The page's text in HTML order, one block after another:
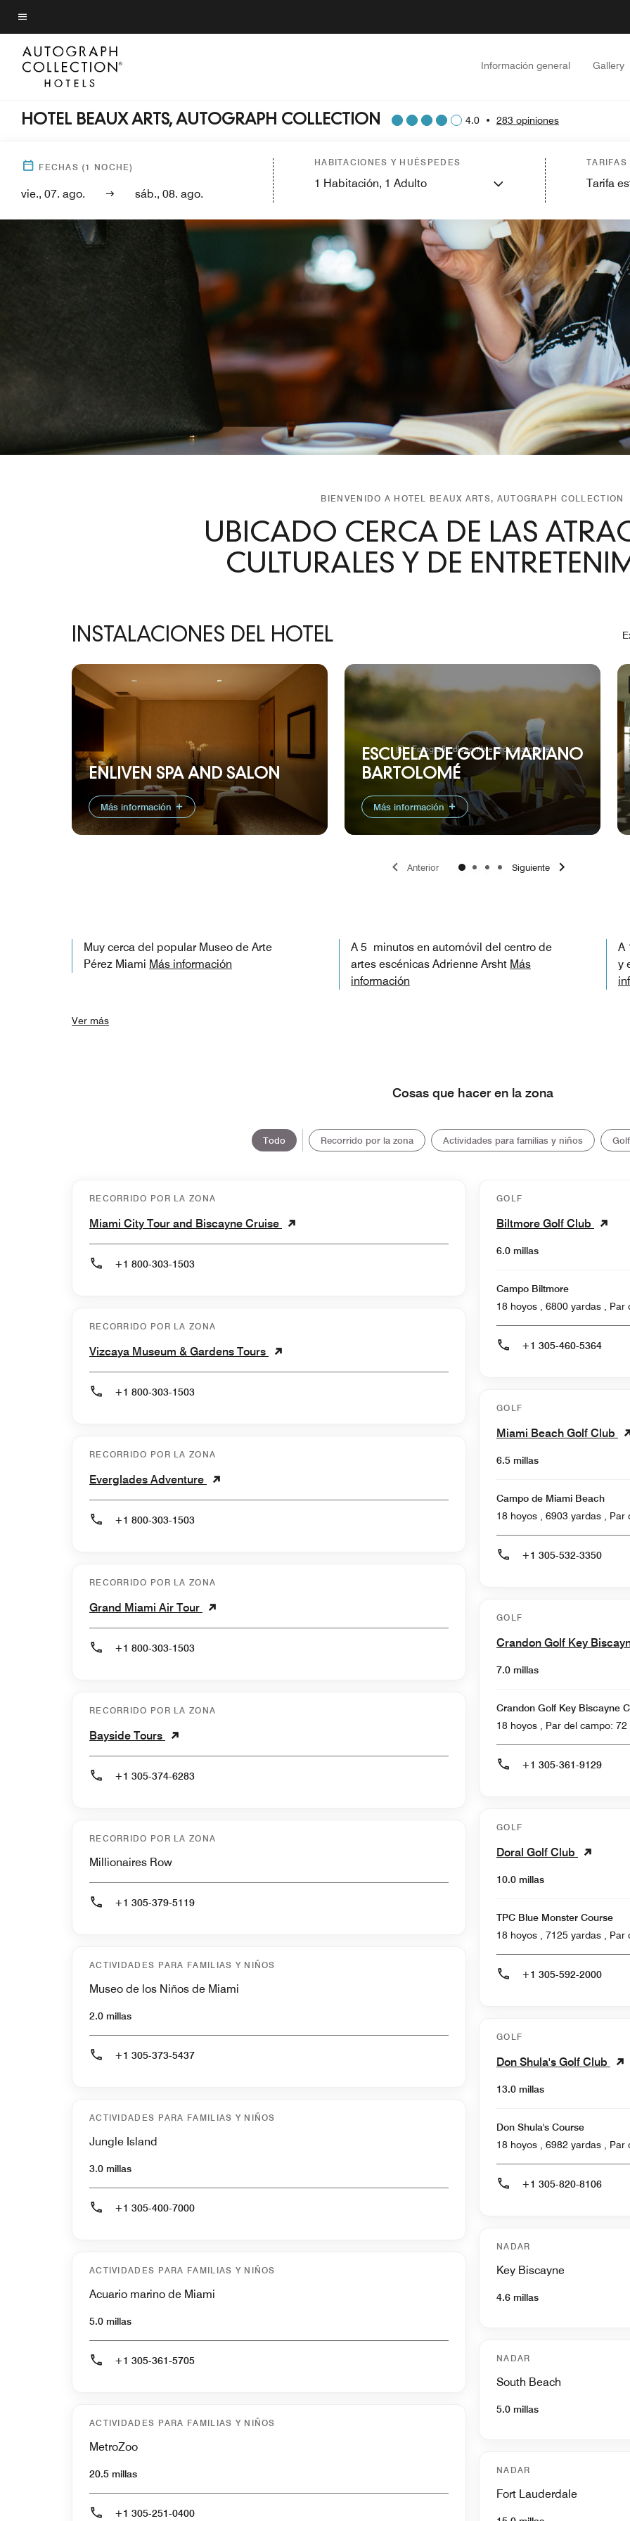
Skip
to
main
content
Texto del menú
Información general Gallery
HOTEL BEAUX ARTS, AUTOGRAPH COLLECTION 4.0 • 283 opiniones
FECHAS (1 NOCHE)
vie., 07. ago. sáb., 08. ago.
HABITACIONES Y HUÉSPEDES
1 Habitación, 1 Adulto Tarifa
BIENVENIDO A HOTEL BEAUX ARTS, AUTOGRAPH COLLECTION
UBICADO CERCA DE LAS
CULTURALES Y DE
INSTALACIONES DEL HOTEL
ENLIVEN SPA AND SALON
Más información
Fotografía disponible próximamente
ESCUELA DE GOLF MARIANO
BARTOLOMÉ
Más información
Anterior Siguiente
Muy cerca del popular Museo de Arte
Pérez Miami Más información
A 5 minutos en automóvil del centro de
artes escénicas Adrienne Arsht Más
información
A
y
Ver más
Cosas que hacer en la zona
Todo Recorrido por la zona Actividades para familias y niños Golf
RECORRIDO POR LA ZONA
Miami City Tour and Biscayne Cruise
+1 800-303-1503
RECORRIDO POR LA ZONA
Vizcaya Museum & Gardens Tours
+1 800-303-1503
RECORRIDO POR LA ZONA
Everglades Adventure
+1 800-303-1503
RECORRIDO POR LA ZONA
Grand Miami Air Tour
+1 800-303-1503
RECORRIDO POR LA ZONA
Bayside Tours
+1 305-374-6283
RECORRIDO POR LA ZONA
Millionaires Row
+1 305-379-5119
ACTIVIDADES PARA FAMILIAS Y NIÑOS
Museo de los Niños de Miami
2.0 millas
+1 305-373-5437
ACTIVIDADES PARA FAMILIAS Y NIÑOS
Jungle Island
3.0 millas
+1 305-400-7000
ACTIVIDADES PARA FAMILIAS Y NIÑOS
Acuario marino de Miami
5.0 millas
+1 305-361-5705
ACTIVIDADES PARA FAMILIAS Y NIÑOS
MetroZoo
20.5 millas
+1 305-251-0400
GOLF
Biltmore Golf Club
6.0 millas
Campo Biltmore
18 hoyos
+1 305-460-5364
GOLF
Miami Beach Golf Club
6.5 millas
Campo de Miami Beach
18 hoyos
+1 305-532-3350
GOLF
Crandon Golf Key
7.0 millas
Crandon Golf Key Biscayne
18 hoyos , Par del campo: 72
+1 305-361-9129
GOLF
Doral Golf Club
10.0 millas
TPC Blue Monster Course
18 hoyos
+1 305-592-2000
GOLF
Don Shula's Golf Club
13.0 millas
Don Shula's Course
18 hoyos
+1 305-820-8106
NADAR
Key Biscayne
4.6 millas
NADAR
South Beach
5.0 millas
NADAR
Fort Lauderdale